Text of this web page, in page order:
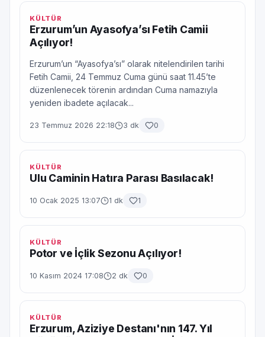
KÜLTÜR
Erzurum’un Ayasofya’sı Fetih Camii
Açılıyor!
Erzurum’un “Ayasofya’sı” olarak nitelendirilen tarihi
Fetih Camii, 24 Temmuz Cuma günü saat 11.45’te
düzenlenecek törenin ardından Cuma namazıyla
yeniden ibadete açılacak...
23 Temmuz 2026 22:18 3 dk 0
KÜLTÜR
Ulu Caminin Hatıra Parası Basılacak!
10 Ocak 2025 13:07 1 dk 1
KÜLTÜR
Potor ve İçlik Sezonu Açılıyor!
10 Kasım 2024 17:08 2 dk 0
KÜLTÜR
Erzurum, Aziziye Destanı'nın 147. Yıl